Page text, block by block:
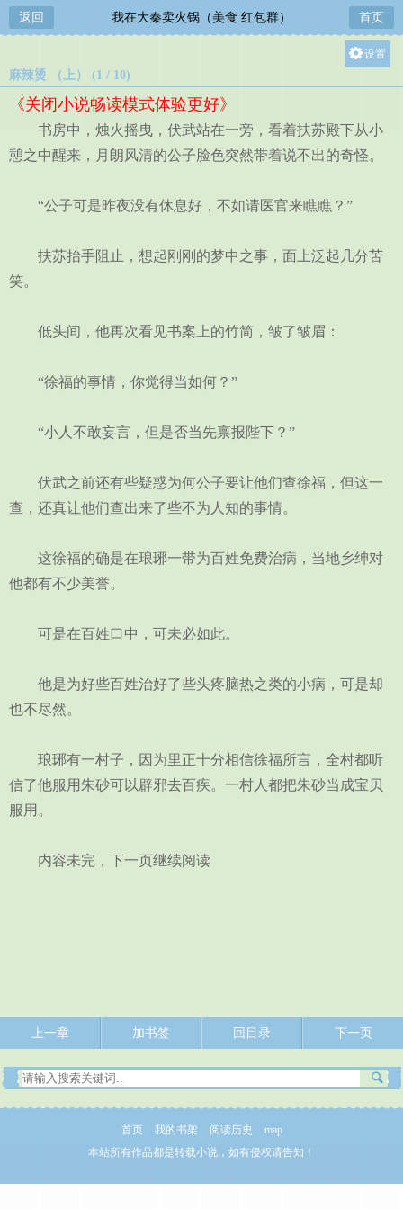
返回 我在大秦卖火锅（美食 红包群） 首页
设置
中
小
麻辣烫 （上） (1 / 10)
《关闭小说畅读模式体验更好》
书房中，烛火摇曳，伏武站在一旁，看着扶苏殿下从小
憩之中醒来，月朗风清的公子脸色突然带着说不出的奇怪。
“公子可是昨夜没有休息好，不如请医官来瞧瞧？”
扶苏抬手阻止，想起刚刚的梦中之事，面上泛起几分苦
笑。
低头间，他再次看见书案上的竹简，皱了皱眉：
“徐福的事情，你觉得当如何？”
“小人不敢妄言，但是否当先禀报陛下？”
伏武之前还有些疑惑为何公子要让他们查徐福，但这一
查，还真让他们查出来了些不为人知的事情。
这徐福的确是在琅琊一带为百姓免费治病，当地乡绅对
他都有不少美誉。
可是在百姓口中，可未必如此。
他是为好些百姓治好了些头疼脑热之类的小病，可是却
也不尽然。
琅琊有一村子，因为里正十分相信徐福所言，全村都听
信了他服用朱砂可以辟邪去百疾。一村人都把朱砂当成宝贝
服用。
内容未完，下一页继续阅读
上一章 加书签 回目录 下一页
首页 我的书架 阅读历史
map
本站所有作品都是转载小说，如有侵权请告知！